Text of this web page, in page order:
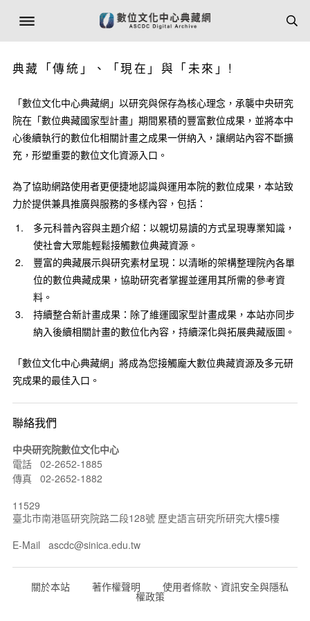
典藏「傳統」、「現在」與「未來」!
「數位文化中心典藏網」以研究與保存為核心理念，承襲中央研究
院在「數位典藏國家型計畫」期間累積的豐富數位成果，並將本中
心後續執行的數位化相關計畫之成果一併納入，讓網站內容不斷擴
充，形塑重要的數位文化資源入口。
為了協助網路使用者更便捷地認識與運用本院的數位成果，本站致
力於提供兼具推廣與服務的多樣內容，包括：
多元科普內容與主題介紹：以親切易讀的方式呈現專業知識，
使社會大眾能輕鬆接觸數位典藏資源。
豐富的典藏展示與研究素材呈現：以清晰的架構整理院內各單
位的數位典藏成果，協助研究者掌握並運用其所需的參考資
料。
持續整合新計畫成果：除了維運國家型計畫成果，本站亦同步
納入後續相關計畫的數位化內容，持續深化與拓展典藏版圖。
「數位文化中心典藏網」將成為您接觸龐大數位典藏資源及多元研
究成果的最佳入口。
聯絡我們
中央研究院數位文化中心
電話 02-2652-1885
傳真 02-2652-1882
11529
臺北市南港區研究院路二段128號 歷史語言研究所研究大樓5樓
E-Mail ascdc@sinica.edu.tw
關於本站 著作權聲明 使用者條款、資訊安全與隱私
權政策